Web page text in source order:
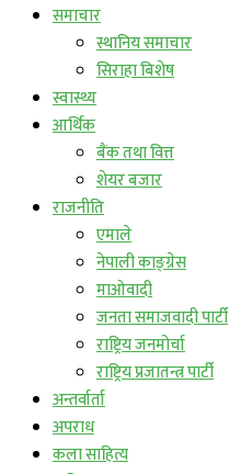
समाचार
स्थानिय समाचार
सिराहा बिशेष
स्वास्थ्य
आर्थिक
बैंक तथा वित्त
शेयर बजार
राजनीति
एमाले
नेपाली काङ्ग्रेस
माओवादी
जनता समाजवादी पार्टी
राष्ट्रिय जनमोर्चा
राष्ट्रिय प्रजातन्त्र पार्टी
अन्तर्वार्ता
अपराध
कला साहित्य